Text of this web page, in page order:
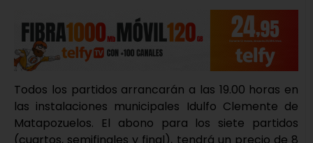
Todos los partidos arrancarán a las 19.00 horas en
las instalaciones municipales Idulfo Clemente de
Matapozuelos. El abono para los siete partidos
(cuartos, semifinales y final), tendrá un precio de 8